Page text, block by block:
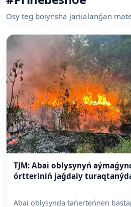
Osy teg boiynsha jariialanǵan
TJM: Abai oblysynyń
órtteriniń jaǵdaiy
Abai oblysynda tańerteńnen